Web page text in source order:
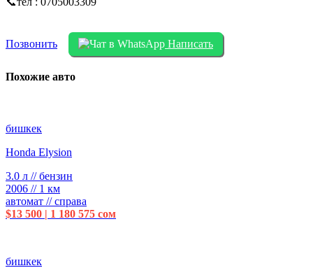
Позвонить Написать
Похожие авто
бишкек
Honda Elysion
3.0 л // бензин
2006 // 1 км
автомат // справа
$13 500 | 1 180 575 сом
бишкек